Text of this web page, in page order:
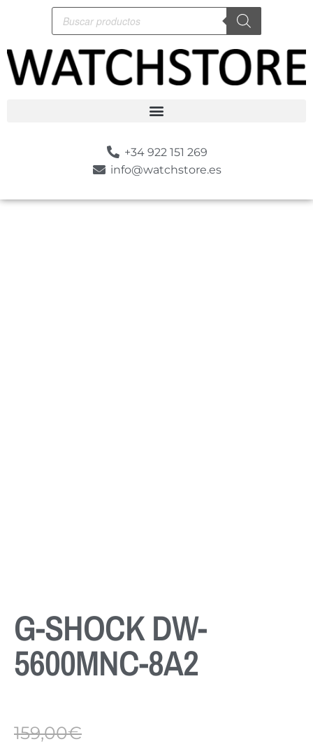
+34 922 151 269
info@watchstore.es
G-SHOCK DW-
5600MNC-8A2
159,00€